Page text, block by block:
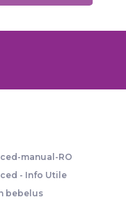
manual-RO
- Info Utile
bebelus